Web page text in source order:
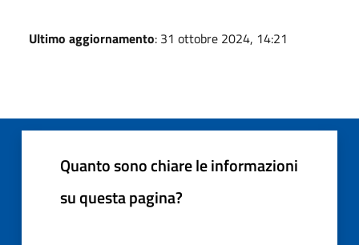
Ultimo aggiornamento: 31 ottobre 2024, 14:21
Quanto sono chiare le informazioni
su questa pagina?